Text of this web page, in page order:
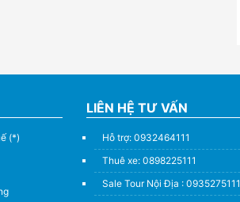
(*)
LIÊN HỆ TƯ VẤN
Hỗ trợ: 0932464111
Thuê xe: 0898225111
Sale Tour Nội Địa : 0935275111